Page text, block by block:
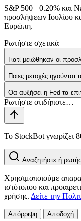
S&P 500 +0.20% και
προσλήψεων Ιουλίου
Ευρώπη.
Ρωτήστε σχετικά
Γιατί μειώθηκαν οι
Ποιες μετοχές
Θα αυξήσει η Fed τα
Το StockBot γνωρίζει
Αναζητήστε ή
Χρησιμοποιούμε
ιστότοπου και
χρήσης. Δείτε την
Απόρριψη Αποδοχή